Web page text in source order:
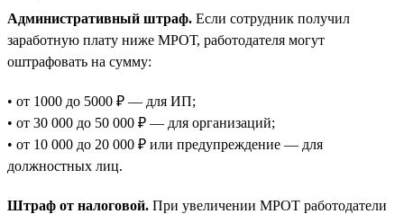
Административный штраф. Если сотрудник получил
заработную плату ниже МРОТ, работодателя могут
оштрафовать на сумму:
• от 1000 до 5000 ₽ — для ИП;
• от 30 000 до 50 000 ₽ — для организаций;
• от 10 000 до 20 000 ₽ или предупреждение — для
должностных лиц.
Штраф от налоговой. При увеличении МРОТ работодатели